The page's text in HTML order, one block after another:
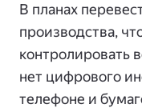
В планах
производства,
контролировать
нет цифрового
телефоне и